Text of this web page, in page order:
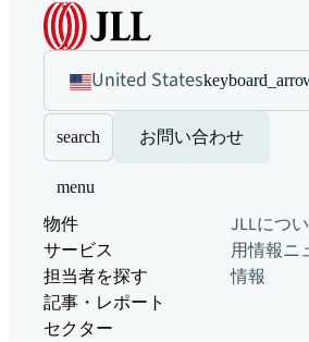
United States
search お問い合わせ
menu
物件
サービス
担当者を探す
記事・レポート
セクター
JLLにつ
用情報ニ
情報